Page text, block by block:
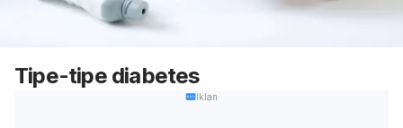
Tipe-tipe diabetes
Iklan